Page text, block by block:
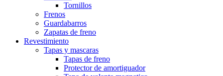
Tornillos
Frenos
Guardabarros
Zapatas de freno
Revestimiento
Tapas y mascaras
Tapas de freno
Protector de amortiguador